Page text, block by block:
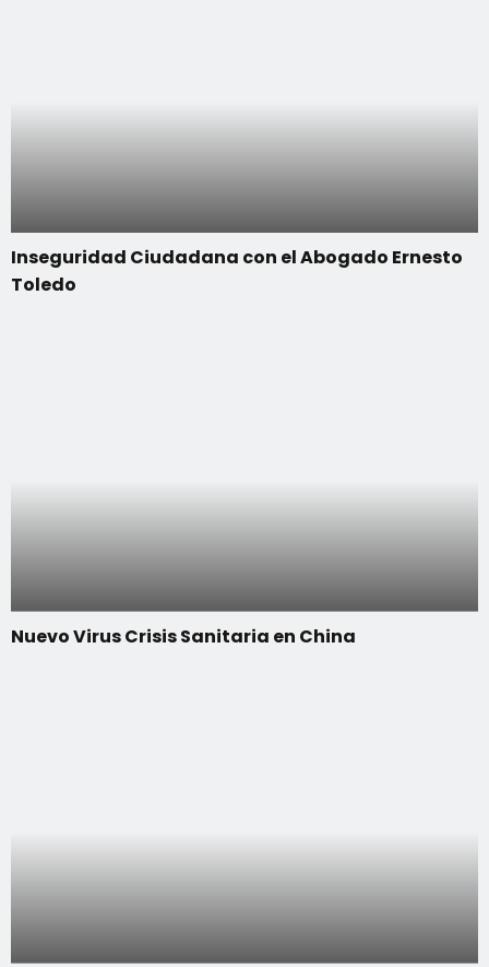
Inseguridad Ciudadana con el Abogado Ernesto
Toledo
Nuevo Virus Crisis Sanitaria en China